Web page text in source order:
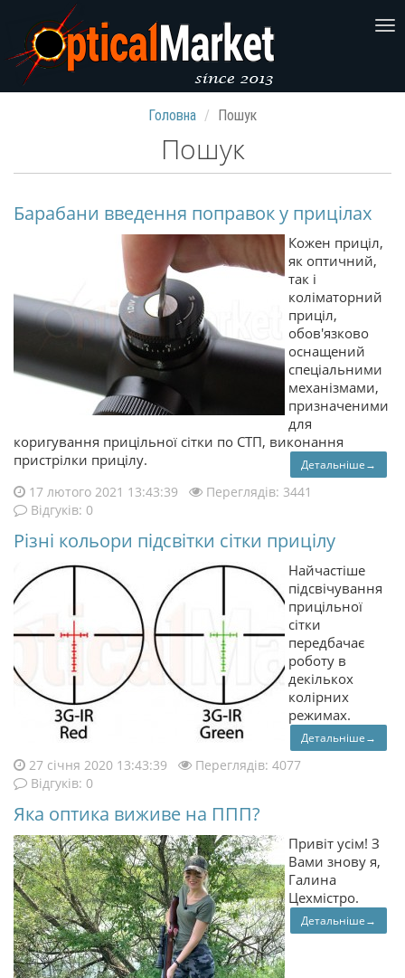
Головна Пошук
Пошук
Барабани введення поправок у прицілах
Кожен приціл,
як оптичний,
так і
коліматорний
приціл,
обов'язково
оснащений
спеціальними
механізмами,
призначеними
для
коригування прицільної сітки по СТП, виконання
пристрілки прицілу.
Детальніше→
17 лютого 2021 13:43:39
Переглядів: 3441
Відгуків: 0
Різні кольори підсвітки сітки прицілу
Найчастіше
підсвічування
прицільної
сітки
передбачає
роботу в
декількох
колірних
режимах.
Детальніше→
27 січня 2020 13:43:39
Переглядів: 4077
Відгуків: 0
Яка оптика виживе на ППП?
Привіт усім! З
Вами знову я,
Галина
Цехмістро.
Детальніше→